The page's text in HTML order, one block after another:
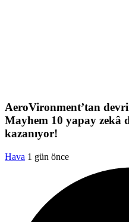
AeroVironment’tan
Mayhem 10 yapay zekâ
kazanıyor!
Hava 1 gün önce